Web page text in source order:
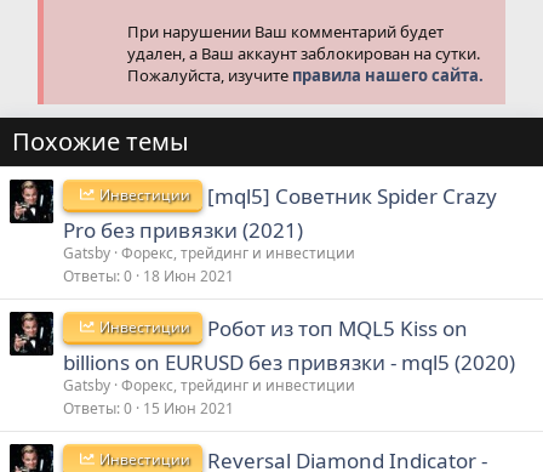
При нарушении Ваш комментарий будет
удален, а Ваш аккаунт заблокирован на сутки.
Пожалуйста, изучите правила нашего сайта.
Похожие темы
Инвестиции
[mql5] Советник Spider Crazy
Pro без привязки (2021)
Gatsby Форекс, трейдинг и инвестиции
Ответы 0 18 Июн 2021
Инвестиции
Робот из топ MQL5 Kiss on
billions on EURUSD без привязки - mql5 (2020)
Gatsby Форекс, трейдинг и инвестиции
Ответы 0 15 Июн 2021
Инвестиции
Reversal Diamond Indicator -